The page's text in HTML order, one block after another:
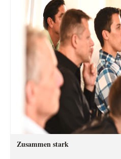
Zusammen stark